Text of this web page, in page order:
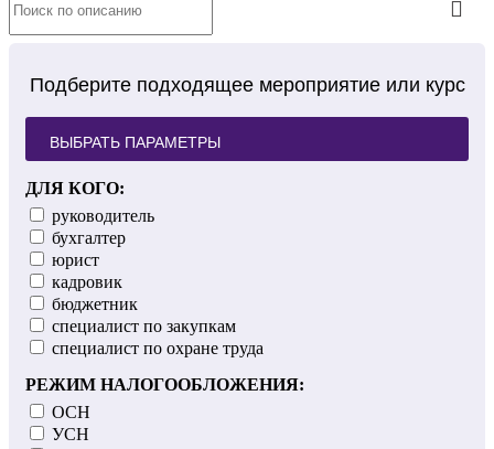
Подберите подходящее мероприятие или курс
ВЫБРАТЬ ПАРАМЕТРЫ
ДЛЯ КОГО:
руководитель
бухгалтер
юрист
кадровик
бюджетник
cпециалист по закупкам
специалист по охране труда
РЕЖИМ НАЛОГООБЛОЖЕНИЯ:
ОСН
УСН